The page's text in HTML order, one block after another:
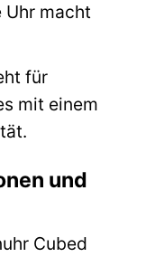
Uhr macht
für
mit einem
und
Cubed